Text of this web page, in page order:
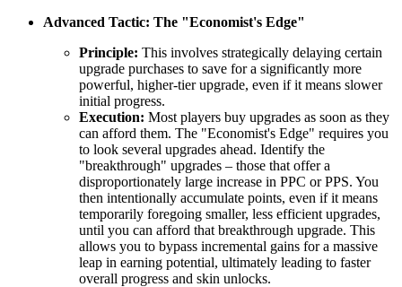
Advanced Tactic: The "Economist's Edge"
Principle: This involves strategically delaying certain
upgrade purchases to save for a significantly more
powerful, higher-tier upgrade, even if it means slower
initial progress.
Execution: Most players buy upgrades as soon as they
can afford them. The "Economist's Edge" requires you
to look several upgrades ahead. Identify the
"breakthrough" upgrades – those that offer a
disproportionately large increase in PPC or PPS. You
then intentionally accumulate points, even if it means
temporarily foregoing smaller, less efficient upgrades,
until you can afford that breakthrough upgrade. This
allows you to bypass incremental gains for a massive
leap in earning potential, ultimately leading to faster
overall progress and skin unlocks.